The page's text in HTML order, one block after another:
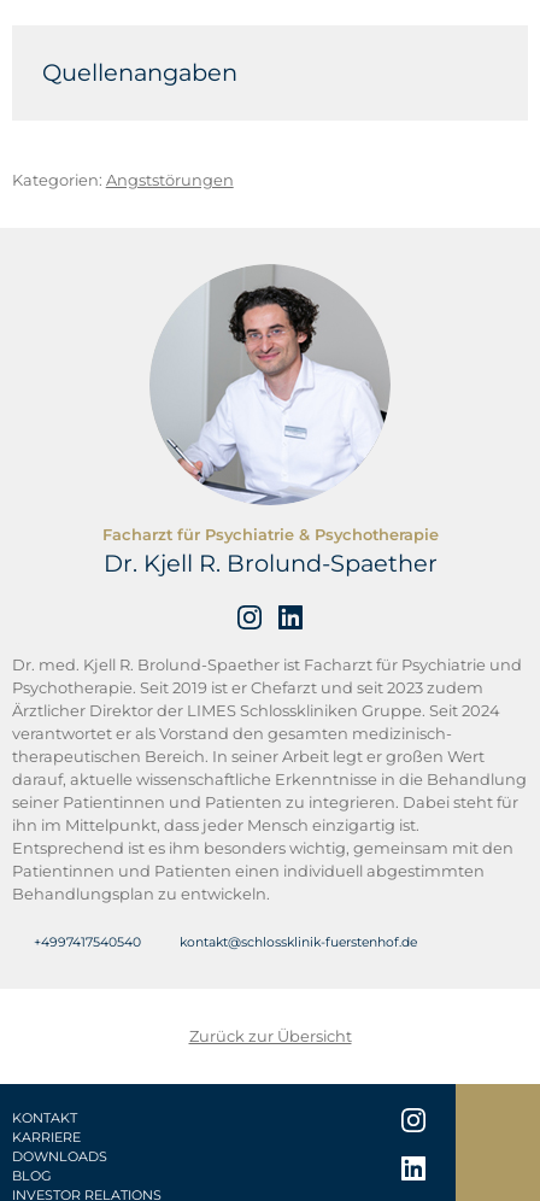
Quellenangaben
GmbH, München.
Kategorien: Angststörungen
Facharzt für Psychiatrie & Psychotherapie
Dr. Kjell R. Brolund-Spaether
Dr. med. Kjell R. Brolund-Spaether ist Facharzt für Psychiatrie und
Psychotherapie. Seit 2019 ist er Chefarzt und seit 2023 zudem
Ärztlicher Direktor der LIMES Schlosskliniken Gruppe. Seit 2024
verantwortet er als Vorstand den gesamten medizinisch-
therapeutischen Bereich. In seiner Arbeit legt er großen Wert
darauf, aktuelle wissenschaftliche Erkenntnisse in die Behandlung
seiner Patientinnen und Patienten zu integrieren. Dabei steht für
ihn im Mittelpunkt, dass jeder Mensch einzigartig ist.
Entsprechend ist es ihm besonders wichtig, gemeinsam mit den
Patientinnen und Patienten einen individuell abgestimmten
Behandlungsplan zu entwickeln.
+4997417540540 kontakt@schlossklinik-fuerstenhof.de
Zurück zur Übersicht
KONTAKT
KARRIERE
DOWNLOADS
BLOG
INVESTOR RELATIONS